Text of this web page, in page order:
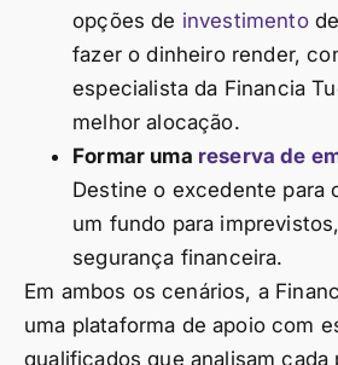
opções de investimento
fazer o dinheiro render,
especialista da Financia
melhor alocação.
Formar uma reserva de
Destine o excedente para
um fundo para
segurança financeira.
Em ambos os cenários, a
uma plataforma de apoio com
qualificados que analisam cada